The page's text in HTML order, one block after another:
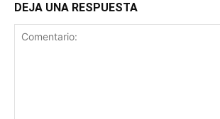
DEJA UNA RESPUESTA